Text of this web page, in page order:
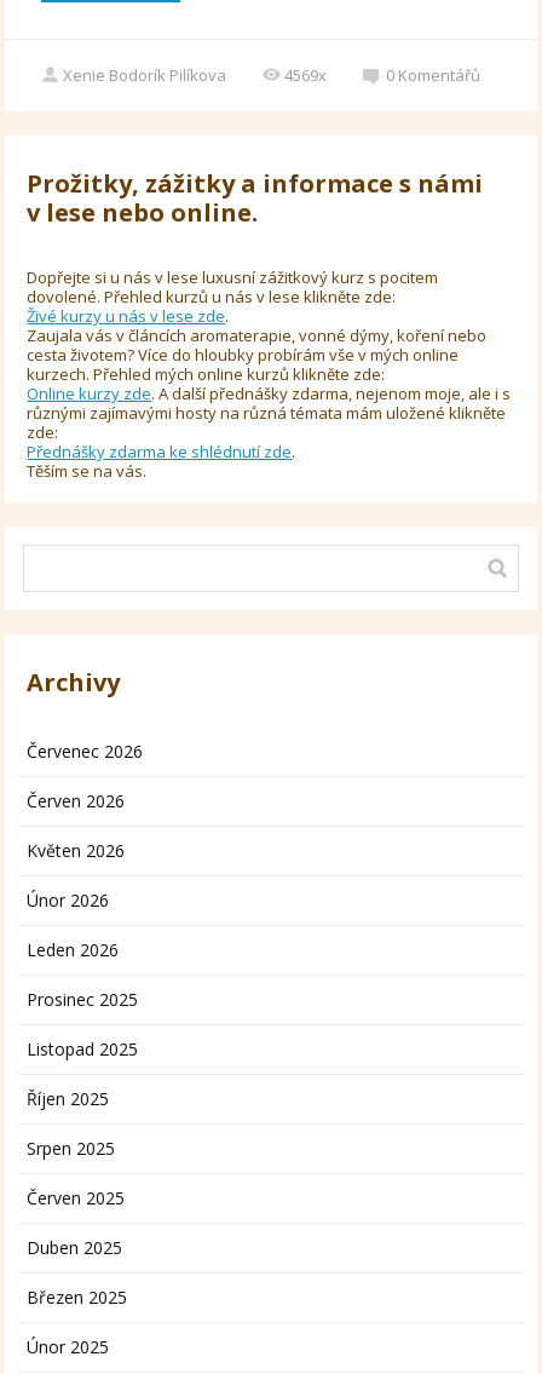
Xenie Bodorík Pilíkova 4569x 0 Komentářů
Prožitky, zážitky a informace s námi
v lese nebo online.
Dopřejte si u nás v lese luxusní zážitkový kurz s pocitem
dovolené. Přehled kurzů u nás v lese klikněte zde:
Živé kurzy u nás v lese zde.
Zaujala vás v článcích aromaterapie, vonné dýmy, koření nebo
cesta životem? Více do hloubky probírám vše v mých online
kurzech. Přehled mých online kurzů klikněte zde:
Online kurzy zde. A další přednášky zdarma, nejenom moje, ale i s
různými zajímavými hosty na různá témata mám uložené klikněte
zde:
Přednášky zdarma ke shlédnutí zde.
Těším se na vás.
Archivy
Červenec 2026
Červen 2026
Květen 2026
Únor 2026
Leden 2026
Prosinec 2025
Listopad 2025
Říjen 2025
Srpen 2025
Červen 2025
Duben 2025
Březen 2025
Únor 2025